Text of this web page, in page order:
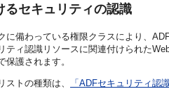
るセキュリティの認識
に備わっている権限クラスにより、
ティ認識リソースに関連付けられた
保護されます。
トの種類は、 「ADFセキュリティ認